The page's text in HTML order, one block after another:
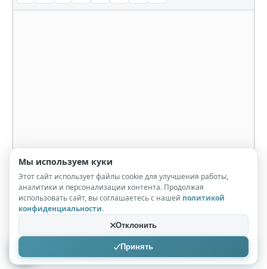
Отправить
Мы используем куки
Этот сайт использует файлы cookie для улучшения работы,
аналитики и персонализации контента. Продолжая
использовать сайт, вы соглашаетесь с нашей политикой
конфиденциальности.
Отклонить
Принять